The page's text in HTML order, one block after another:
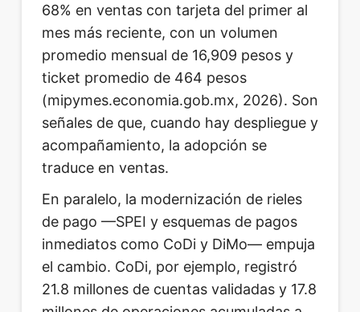
68% en ventas con tarjeta del primer al
mes más reciente, con un volumen
promedio mensual de 16,909 pesos y
ticket promedio de 464 pesos
(mipymes.economia.gob.mx, 2026). Son
señales de que, cuando hay despliegue y
acompañamiento, la adopción se
traduce en ventas.
En paralelo, la modernización de rieles
de pago —SPEI y esquemas de pagos
inmediatos como CoDi y DiMo— empuja
el cambio. CoDi, por ejemplo, registró
21.8 millones de cuentas validadas y 17.8